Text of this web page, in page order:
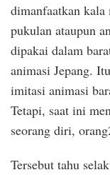
dimanfaatkan
pukulan ataupun
dipakai dalam
animasi Jepang.
imitasi animasi
Tetapi, saat ini
seorang diri,
Tersebut tahu